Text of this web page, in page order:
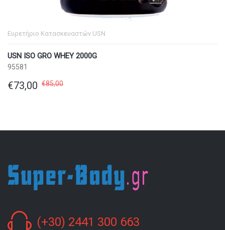
Ευρετήριο Κατασκευαστών USN
USN ISO GRO WHEY 2000G
95581
€73,00 €85,00
(+30) 2441 300 663